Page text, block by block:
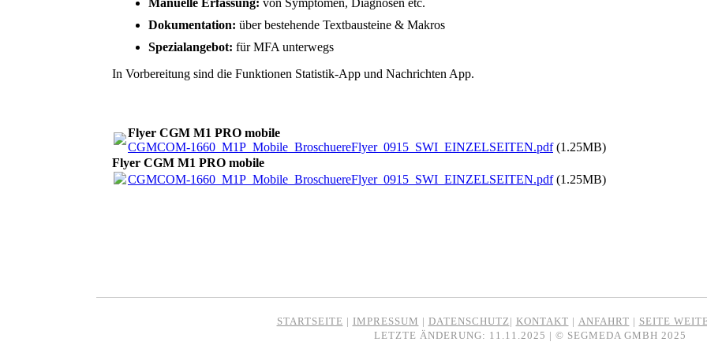
Manuelle Erfassung: von Symptomen, Diagnosen etc.
Dokumentation: über bestehende Textbausteine & Makros
Spezialangebot: für MFA unterwegs
In Vorbereitung sind die Funktionen Statistik-App und Nachrichten App.
Flyer CGM M1 PRO mobile
CGMCOM-1660_M1P_Mobile_BroschuereFlyer_0915_SWI_EINZELSEITEN.pdf(1.25MB)
Flyer CGM M1 PRO mobile
CGMCOM-1660_M1P_Mobile_BroschuereFlyer_0915_SWI_EINZELSEITEN.pdf(1.25MB)
STARTSEITE | IMPRESSUM | DATENSCHUTZ | KONTAKT | ANFAHRT | SEITE
LETZTE ÄNDERUNG: 11.11.2025 | © SEGMEDA GMBH 2025